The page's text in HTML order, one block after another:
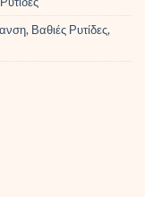
, Βαθιές Ρυτίδες,